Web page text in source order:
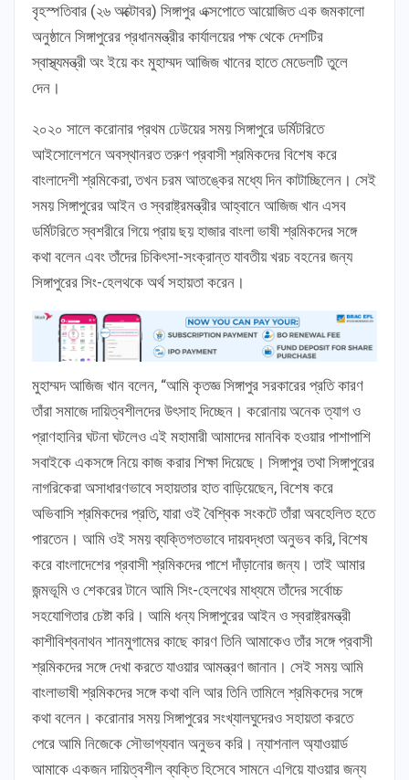
বৃহস্পতিবার (২৬ অক্টোবর) সিঙ্গাপুর এক্সপোতে আয়োজিত এক জমকালো
অনুষ্ঠানে সিঙ্গাপুরের প্রধানমন্ত্রীর কার্যালয়ের পক্ষ থেকে দেশটির
স্বাস্থ্যমন্ত্রী অং ইয়ে কং মুহাম্মদ আজিজ খানের হাতে মেডেলটি তুলে
দেন।
২০২০ সালে করোনার প্রথম ঢেউয়ের সময় সিঙ্গাপুরে ডর্মিটরিতে
আইসোলেশনে অবস্থানরত তরুণ প্রবাসী শ্রমিকদের বিশেষ করে
বাংলাদেশী শ্রমিকেরা, তখন চরম আতঙ্কের মধ্যে দিন কাটাচ্ছিলেন। সেই
সময় সিঙ্গাপুরের আইন ও স্বরাষ্ট্রমন্ত্রীর আহ্বানে আজিজ খান এসব
ডর্মিটরিতে স্বশরীরে গিয়ে প্রায় ছয় হাজার বাংলা ভাষী শ্রমিকদের সঙ্গে
কথা বলেন এবং তাঁদের চিকিৎসা-সংক্রান্ত যাবতীয় খরচ বহনের জন্য
সিঙ্গাপুরের সিং-হেলথকে অর্থ সহায়তা করেন।
মুহাম্মদ আজিজ খান বলেন, “আমি কৃতজ্ঞ সিঙ্গাপুর সরকারের প্রতি কারণ
তাঁরা সমাজে দায়িত্বশীলদের উৎসাহ দিচ্ছেন। করোনায় অনেক ত্যাগ ও
প্রাণহানির ঘটনা ঘটলেও এই মহামারী আমাদের মানবিক হওয়ার পাশাপাশি
সবাইকে একসঙ্গে নিয়ে কাজ করার শিক্ষা দিয়েছে। সিঙ্গাপুর তথা সিঙ্গাপুরের
নাগরিকেরা অসাধারণভাবে সহায়তার হাত বাড়িয়েছেন, বিশেষ করে
অভিবাসি শ্রমিকদের প্রতি, যারা ওই বৈশ্বিক সংকটে তাঁরা অবহেলিত হতে
পারতেন। আমি ওই সময় ব্যক্তিগতভাবে দায়বদ্ধতা অনুভব করি, বিশেষ
করে বাংলাদেশের প্রবাসী শ্রমিকদের পাশে দাঁড়ানোর জন্য। তাই আমার
জন্মভূমি ও শেকরের টানে আমি সিং-হেলথের মাধ্যমে তাঁদের সর্বোচ্চ
সহযোগিতার চেষ্টা করি। আমি ধন্য সিঙ্গাপুরের আইন ও স্বরাষ্ট্রমন্ত্রী
কাশীবিশ্বনাথন শানমুগামের কাছে কারণ তিনি আমাকেও তাঁর সঙ্গে প্রবাসী
শ্রমিকদের সঙ্গে দেখা করতে যাওয়ার আমন্ত্রণ জানান। সেই সময় আমি
বাংলাভাষী শ্রমিকদের সঙ্গে কথা বলি আর তিনি তামিলে শ্রমিকদের সঙ্গে
কথা বলেন। করোনার সময় সিঙ্গাপুরের সংখ্যালঘুদেরও সহায়তা করতে
পেরে আমি নিজেকে সৌভাগ্যবান অনুভব করি। ন্যাশনাল অ্যাওয়ার্ড
আমাকে একজন দায়িত্বশীল ব্যক্তি হিসেবে সামনে এগিয়ে যাওয়ার জন্য